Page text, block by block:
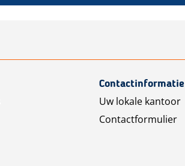
Contactinformatie
Uw lokale kantoor
Contactformulier